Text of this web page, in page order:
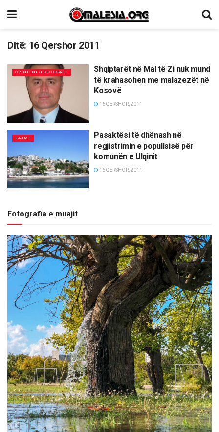
Ditë: 16 Qershor 2011
OPINIONE/EDITORIALE
Shqiptarët në Mal të Zi nuk mund
të krahasohen me malazezët në
Kosovë
16 QERSHOR, 2011
LAJME
Pasaktësi të dhënash në
regjistrimin e popullsisë për
komunën e Ulqinit
16 QERSHOR, 2011
Fotografia e muajit